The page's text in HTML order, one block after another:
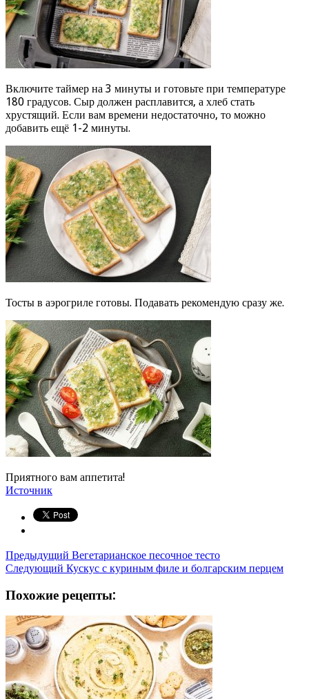
Включите таймер на 3 минуты и готовьте при температуре
180 градусов. Сыр должен расплавится, а хлеб стать
хрустящий. Если вам времени недостаточно, то можно
добавить ещё 1-2 минуты.
Тосты в аэрогриле готовы. Подавать рекомендую сразу же.
Приятного вам аппетита!
Источник
Предыдущий Вегетарианское песочное тесто
Следующий Кускус с куриным филе и болгарским перцем
Похожие рецепты: